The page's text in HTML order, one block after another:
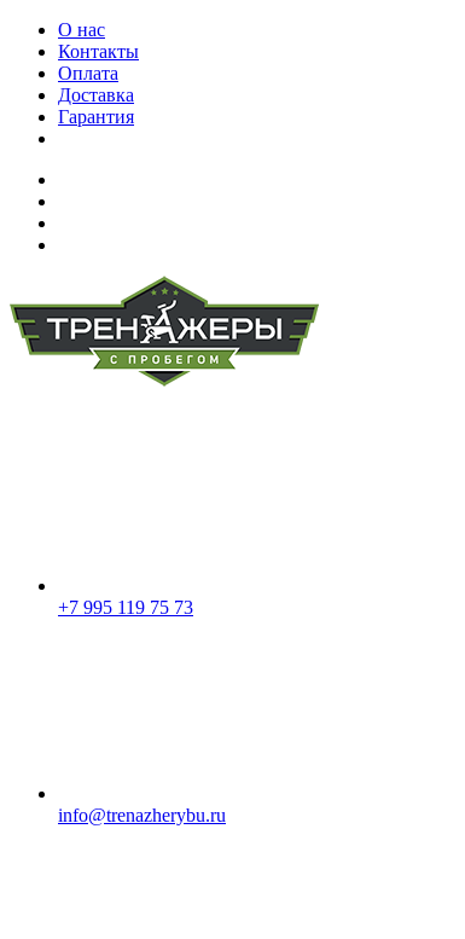
О нас
Контакты
Оплата
Доставка
Гарантия
+7 995 119 75 73
info@trenazherybu.ru